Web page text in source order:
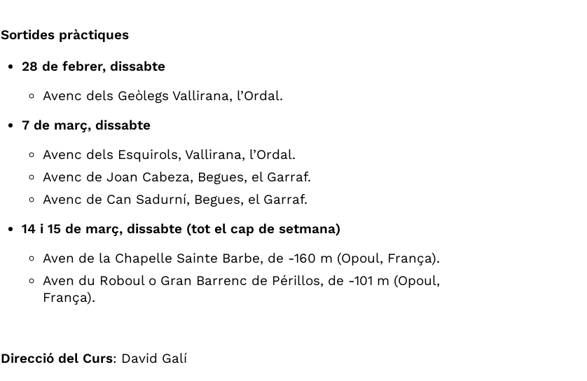
Sortides pràctiques
28 de febrer, dissabte
Avenc dels Geòlegs Vallirana, l’Ordal.
7 de març, dissabte
Avenc dels Esquirols, Vallirana, l’Ordal.
Avenc de Joan Cabeza, Begues, el Garraf.
Avenc de Can Sadurní, Begues, el Garraf.
14 i 15 de març, dissabte (tot el cap de setmana)
Aven de la Chapelle Sainte Barbe, de -160 m (Opoul, França).
Aven du Roboul o Gran Barrenc de Périllos, de -101 m (Opoul,
França).
Direcció del Curs: David Galí